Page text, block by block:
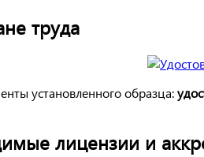
труда
установленного образца:
лицензии и